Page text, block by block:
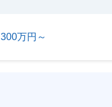
300万円～